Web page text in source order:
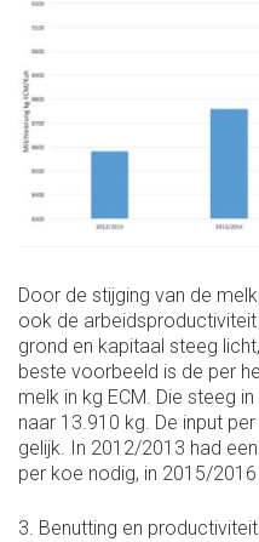
Door de stijging van de
ook de
grond en kapitaal steeg
beste voorbeeld is de per
melk in kg ECM. Die steeg
naar 13.910 kg. De input
gelijk. In 2012/2013 had
per koe nodig, in 2015/
3. Benutting en